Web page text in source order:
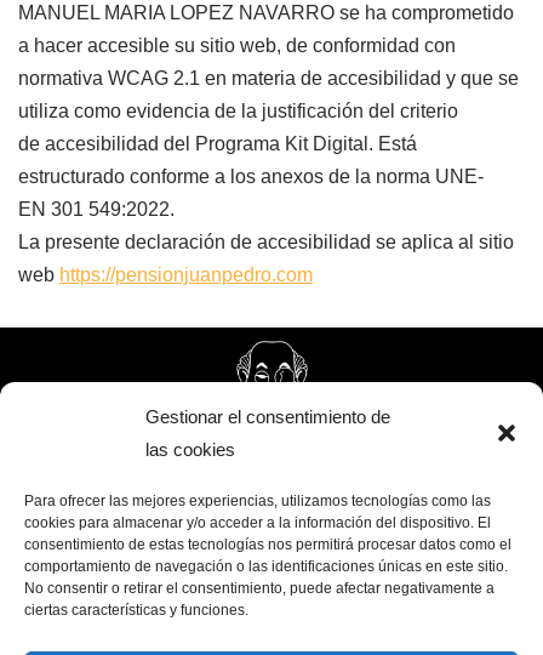
Gestionar el consentimiento de
las cookies
Para ofrecer las mejores experiencias, utilizamos tecnologías como las
cookies para almacenar y/o acceder a la información del dispositivo. El
consentimiento de estas tecnologías nos permitirá procesar datos como el
comportamiento de navegación o las identificaciones únicas en este sitio.
No consentir o retirar el consentimiento, puede afectar negativamente a
ciertas características y funciones.
MANUEL MARIA LOPEZ NAVARRO se ha comprometido
a hacer accesible su sitio web, de conformidad con
normativa WCAG 2.1 en materia de accesibilidad y que se
utiliza como evidencia de la justificación del criterio
de accesibilidad del Programa Kit Digital. Está
estructurado conforme a los anexos de la norma UNE-
EN 301 549:2022.
La presente declaración de accesibilidad se aplica al sitio
web https://pensionjuanpedro.com